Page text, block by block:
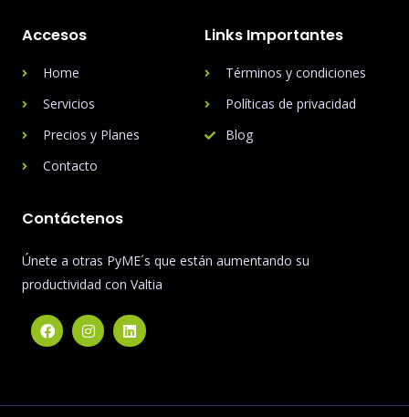
Accesos
Home
Servicios
Precios y Planes
Contacto
Links Importantes
Términos y condiciones
Políticas de privacidad
Blog
Contáctenos
Únete a otras PyME´s que están aumentando su
productividad con Valtia